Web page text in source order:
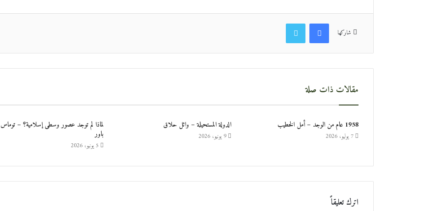
شاركها
فيسبوك تويتر
مقالات ذات صلة
1958 عام من الوجد – أمل الخطيب
7 يوليو، 2026
الدولة المستحيلة – وائل حلاق
9 يونيو، 2026
لماذا لم توجد عصور وسطى إسلامية؟ – توماس
باور
5 يونيو، 2026
اترك تعليقاً